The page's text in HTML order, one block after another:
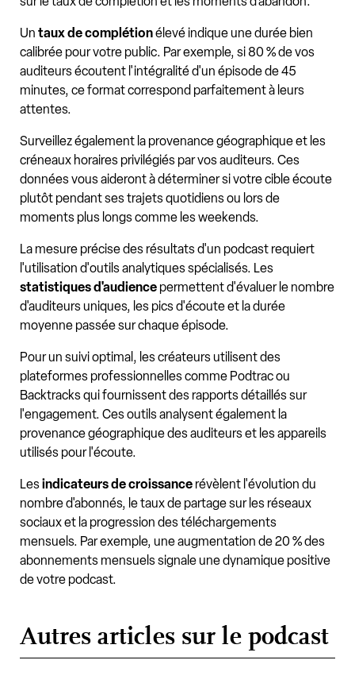
Un taux de complétionélevé indique une durée bien
calibrée pour votre public. Par exemple, si 80 % de vos
auditeurs écoutent l'intégralité d'un épisode de 45
minutes, ce format correspond parfaitement à leurs
attentes.
Surveillez également la provenance géographique et les
créneaux horaires privilégiés par vos auditeurs. Ces
données vous aideront à déterminer si votre cible écoute
plutôt pendant ses trajets quotidiens ou lors de
moments plus longs comme les weekends.
La mesure précise des résultats d'un podcast requiert
l'utilisation d'outils analytiques spécialisés. Les
statistiques d'audience permettent d'évaluer le nombre
d'auditeurs uniques, les pics d'écoute et la durée
moyenne passée sur chaque épisode.
Pour un suivi optimal, les créateurs utilisent des
plateformes professionnelles comme Podtrac ou
Backtracks qui fournissent des rapports détaillés sur
l'engagement. Ces outils analysent également la
provenance géographique des auditeurs et les appareils
utilisés pour l'écoute.
Lesindicateurs de croissance révèlent l'évolution du
nombre d'abonnés, le taux de partage sur les réseaux
sociaux et la progression des téléchargements
mensuels. Par exemple, une augmentation de 20 % des
abonnements mensuels signale une dynamique positive
de votre podcast.
Autres articles sur le podcast